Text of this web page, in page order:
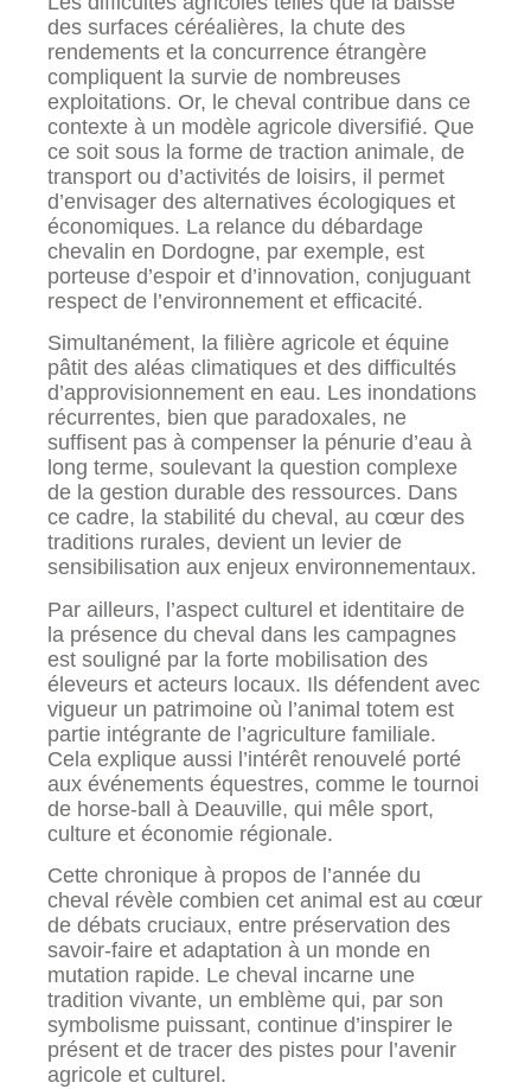
des surfaces céréalières, la chute des
rendements et la concurrence étrangère
compliquent la survie de nombreuses
exploitations. Or, le cheval contribue dans ce
contexte à un modèle agricole diversifié. Que
ce soit sous la forme de traction animale, de
transport ou d’activités de loisirs, il permet
d’envisager des alternatives écologiques et
économiques. La relance du débardage
chevalin en Dordogne, par exemple, est
porteuse d’espoir et d’innovation, conjuguant
respect de l’environnement et efficacité.
Simultanément, la filière agricole et équine
pâtit des aléas climatiques et des difficultés
d’approvisionnement en eau. Les inondations
récurrentes, bien que paradoxales, ne
suffisent pas à compenser la pénurie d’eau à
long terme, soulevant la question complexe
de la gestion durable des ressources. Dans
ce cadre, la stabilité du cheval, au cœur des
traditions rurales, devient un levier de
sensibilisation aux enjeux environnementaux.
Par ailleurs, l’aspect culturel et identitaire de
la présence du cheval dans les campagnes
est souligné par la forte mobilisation des
éleveurs et acteurs locaux. Ils défendent avec
vigueur un patrimoine où l’animal totem est
partie intégrante de l’agriculture familiale.
Cela explique aussi l’intérêt renouvelé porté
aux événements équestres, comme le tournoi
de horse-ball à Deauville, qui mêle sport,
culture et économie régionale.
Cette chronique à propos de l’année du
cheval révèle combien cet animal est au cœur
de débats cruciaux, entre préservation des
savoir-faire et adaptation à un monde en
mutation rapide. Le cheval incarne une
tradition vivante, un emblème qui, par son
symbolisme puissant, continue d’inspirer le
présent et de tracer des pistes pour l’avenir
agricole et culturel.